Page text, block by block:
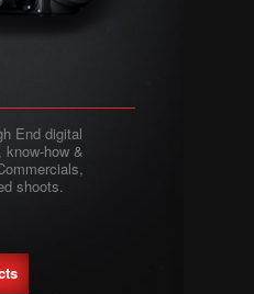
End digital
know-how &
shoots.